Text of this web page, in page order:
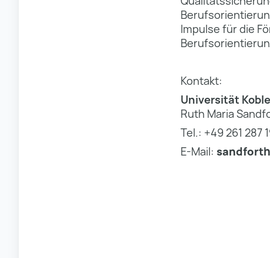
Impulse für die
Kontakt:
Universität
Ruth Maria
Tel.: +49 261 287
E-Mail: